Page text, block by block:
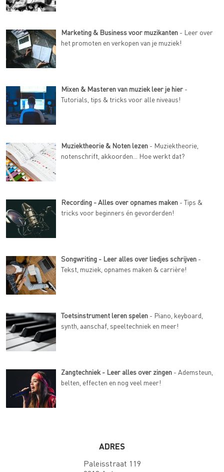
Marketing & Business voor muzikanten - Leer over
het promoten en verkopen van je muziek!
Mixen & Masteren van muziek leer je hier -
Tutorials, tips & tricks voor alle niveaus!
Muziektheorie & Noten lezen - Muziektheorie,
notenschrift, akkoorden... Hoe werkt dat?
Recording - Alles over opnames maken - Tips &
tricks voor beginners én gevorderden!
Songwriting - Leer alles over liedjes schrijven -
Tekst, muziek, opnames maken & carrière!
Toetsinstrument leren spelen - Piano, keyboard,
synth, aanschaf, speeltechniek en meer!
Zangtechniek - Leer alles over zingen - Ademsteun,
belten, effecten en nog veel meer!
ADRES
Paleisstraat 119